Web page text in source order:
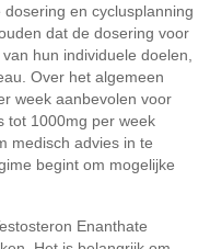
en cyclusplanning
dat de dosering voor
hun individuele doelen,
Over het algemeen
week aanbevolen voor
tot 1000mg per week
medisch advies in te
begint om mogelijke
Enanthate